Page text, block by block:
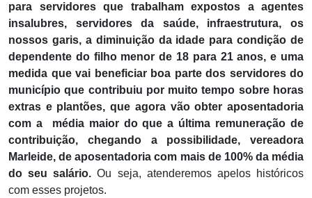
para servidores que trabalham expostos a agentes
insalubres, servidores da saúde, infraestrutura, os
nossos garis, a diminuição da idade para condição de
dependente do filho menor de 18 para 21 anos, e uma
medida que vai beneficiar boa parte dos servidores do
município que contribuiu por muito tempo sobre horas
extras e plantões, que agora vão obter aposentadoria
com a média maior do que a última remuneração de
contribuição, chegando a possibilidade, vereadora
Marleide, de aposentadoria com mais de 100% da média
do seu salário. Ou seja, atenderemos apelos históricos
com esses projetos.